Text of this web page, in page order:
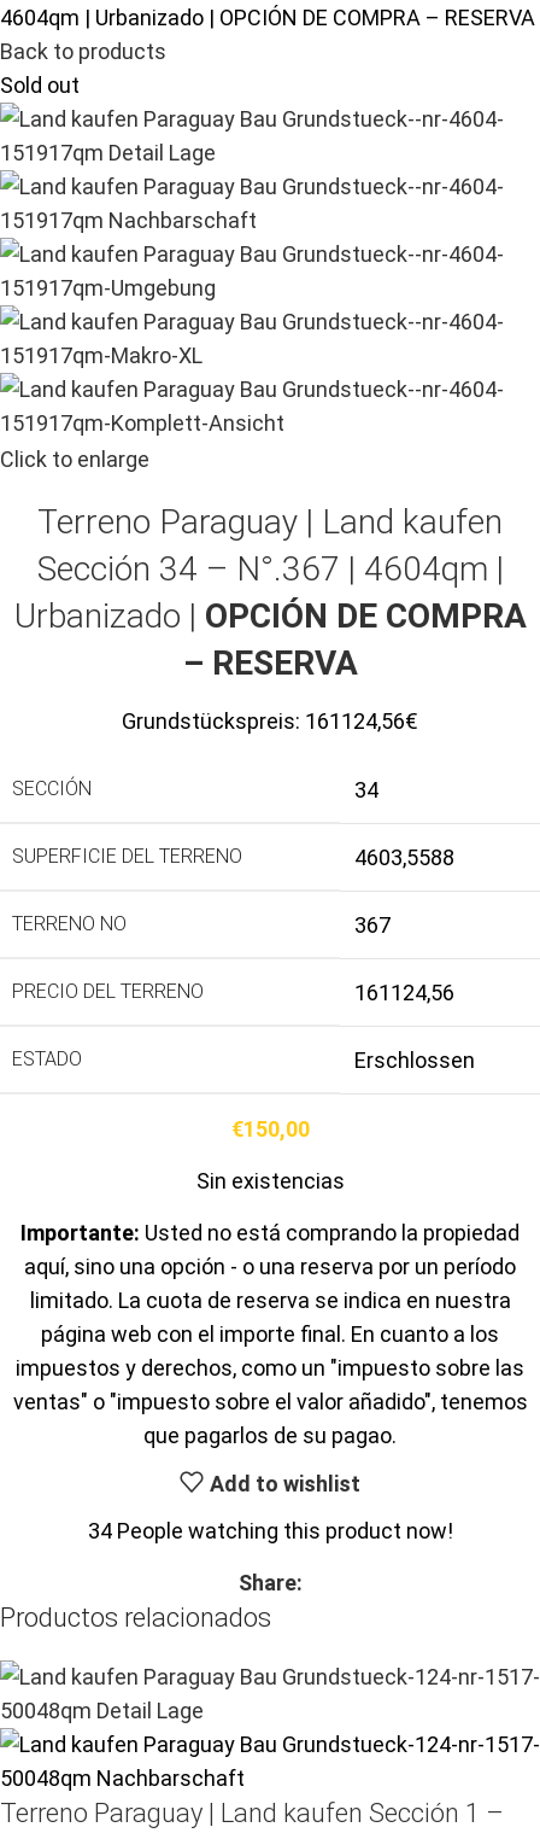
4604qm | Urbanizado | OPCIÓN DE COMPRA – RESERVA
Back to products
Sold out
Click to enlarge
Terreno Paraguay | Land kaufen
Sección 34 – N°.367 | 4604qm |
Urbanizado | OPCIÓN DE COMPRA
– RESERVA
Grundstückspreis: 161124,56€
SECCIÓN 34
SUPERFICIE DEL TERRENO 4603,5588
TERRENO NO 367
PRECIO DEL TERRENO 161124,56
ESTADO Erschlossen
€150,00
Sin existencias
Importante: Usted no está comprando la propiedad
aquí, sino una opción - o una reserva por un período
limitado. La cuota de reserva se indica en nuestra
página web con el importe final. En cuanto a los
impuestos y derechos, como un "impuesto sobre las
ventas" o "impuesto sobre el valor añadido", tenemos
que pagarlos de su pagao.
Add to wishlist
34 People watching this product now!
Share:
Productos relacionados
Terreno Paraguay | Land kaufen Sección 1 –